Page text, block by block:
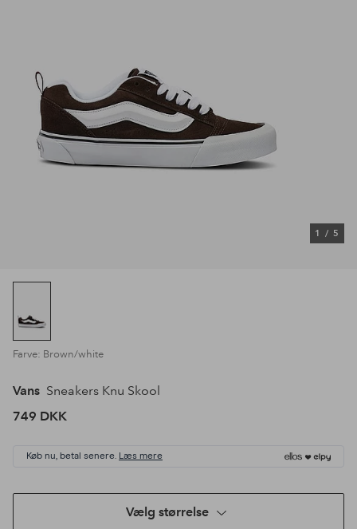
1 / 5
Farve: Brown/white
Vans Sneakers Knu Skool
749 DKK
Køb nu, betal senere. Læs mere
Vælg størrelse